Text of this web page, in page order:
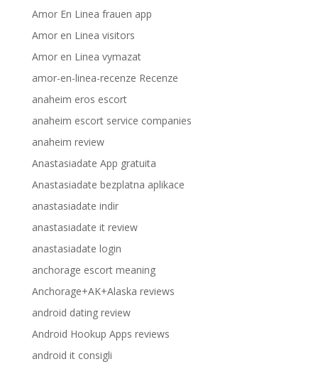
Amor En Linea frauen app
Amor en Linea visitors
Amor en Linea vymazat
amor-en-linea-recenze Recenze
anaheim eros escort
anaheim escort service companies
anaheim review
Anastasiadate App gratuita
Anastasiadate bezplatna aplikace
anastasiadate indir
anastasiadate it review
anastasiadate login
anchorage escort meaning
Anchorage+AK+Alaska reviews
android dating review
Android Hookup Apps reviews
android it consigli